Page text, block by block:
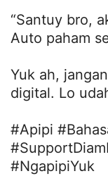
“Santuy bro,
Auto paham
Yuk ah,
digital. Lo
#Apipi
#NgapipiYuk